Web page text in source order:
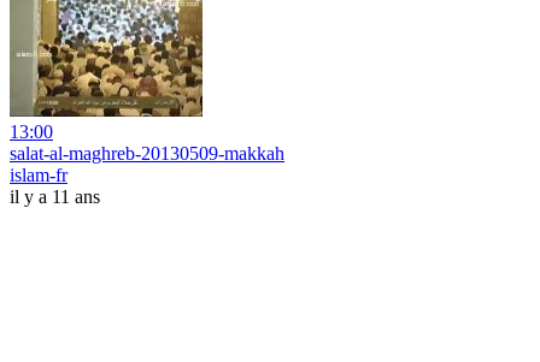
13:00
salat-al-maghreb-20130509-makkah
islam-fr
il y a 11 ans